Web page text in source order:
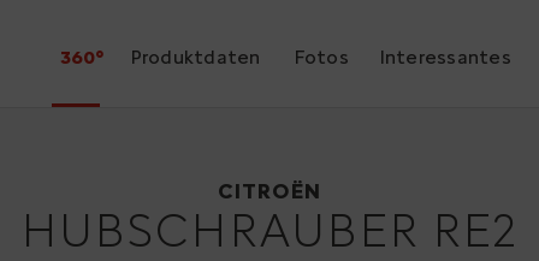
360° Produktdaten Fotos Interessantes
CITROËN
HUBSCHRAUBER RE2